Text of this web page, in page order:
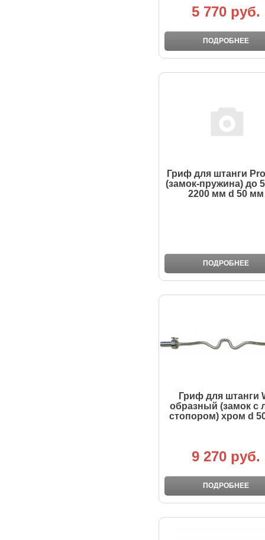
5 770 руб.
ПОДРОБНЕЕ
Гриф для штанги
(замок-пружина) до
2200 мм d 50 мм
ПОДРОБНЕЕ
Гриф для штанги
образный (замок с
стопором) хром d
9 270 руб.
ПОДРОБНЕЕ